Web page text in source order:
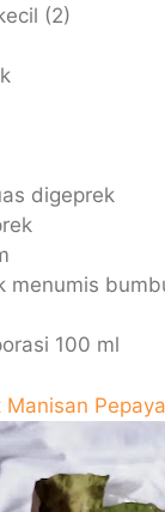
(2)
digeprek
menumis
100 ml
Pepaya